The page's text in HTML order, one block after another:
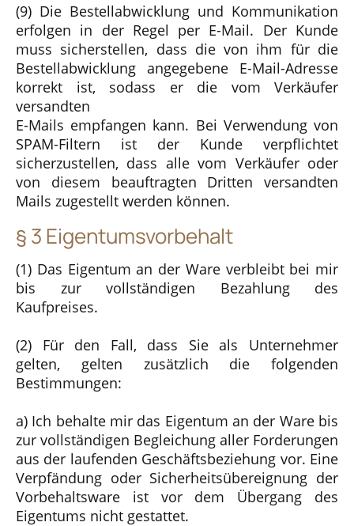
(9) Die Bestellabwicklung und Kommunikation
erfolgen in der Regel per E-Mail. Der Kunde
muss sicherstellen, dass die von ihm für die
Bestellabwicklung angegebene E-Mail-Adresse
korrekt ist, sodass er die vom Verkäufer
versandten
E-Mails empfangen kann. Bei Verwendung von
SPAM-Filtern ist der Kunde verpflichtet
sicherzustellen, dass alle vom Verkäufer oder
von diesem beauftragten Dritten versandten
Mails zugestellt werden können.
(1) Das Eigentum an der Ware verbleibt bei mir
bis zur vollständigen Bezahlung des
Kaufpreises.
(2) Für den Fall, dass Sie als Unternehmer
gelten, gelten zusätzlich die folgenden
Bestimmungen:
a) Ich behalte mir das Eigentum an der Ware bis
zur vollständigen Begleichung aller Forderungen
aus der laufenden Geschäftsbeziehung vor. Eine
Verpfändung oder Sicherheitsübereignung der
Vorbehaltsware ist vor dem Übergang des
Eigentums nicht gestattet.
§ 3 Eigentumsvorbehalt